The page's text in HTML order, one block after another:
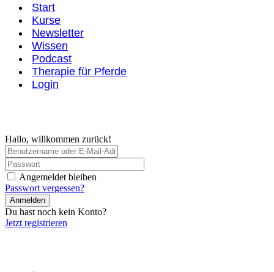
Start
Kurse
Newsletter
Wissen
Podcast
Therapie für Pferde
Login
Hallo, willkommen zurück!
Angemeldet bleiben
Passwort vergessen?
Anmelden
Du hast noch kein Konto?
Jetzt registrieren